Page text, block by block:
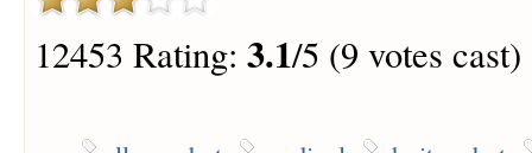
12453 Rating: 3.1/5 (9 votes cast)